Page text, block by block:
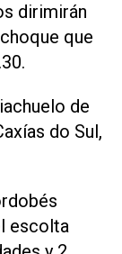
dirimirán
que
de
do Sul,
escolta